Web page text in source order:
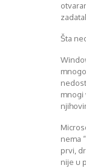
Šta
mnogi
nema
prvi,
nije u